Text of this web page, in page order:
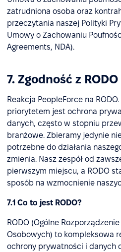
zatrudniona osoba oraz
przeczytania naszej Polityki
Umowy o Zachowaniu
Agreements, NDA).
7. Zgodność z RODO
Reakcja PeopleForce na
priorytetem jest ochrona
danych, często w stopniu
branżowe. Zbieramy jedynie
potrzebne do działania
zmienia. Nasz zespół od
pierwszym miejscu, a RODO
sposób na wzmocnienie
7.1 Co to jest RODO?
RODO (Ogólne
Osobowych) to kompleksowa
ochrony prywatności i danych